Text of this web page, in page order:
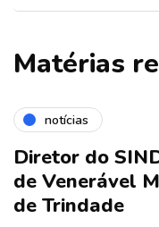
Matérias
notícias
Diretor do
de Venerável
de Trindade